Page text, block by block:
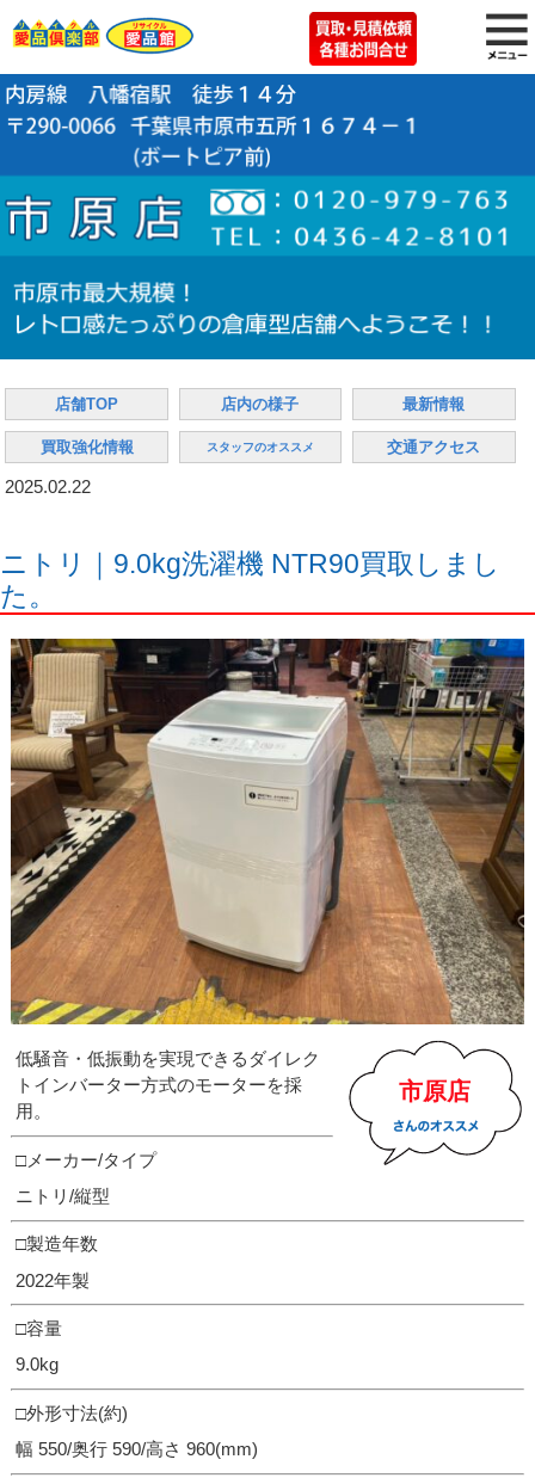
店舗TOP 店内の様子 最新情報
買取強化情報 スタッフのオススメ 交通アクセス
2025.02.22
ニトリ｜9.0kg洗濯機 NTR90買取しまし
た。
市原店
低騒⾳・低振動を実現できるダイレク
トインバーター⽅式のモーターを採
⽤。
□メーカー/タイプ
ニトリ/縦型
□製造年数
2022年製
□容量
9.0kg
□外形寸法(約)
幅 550/奥行 590/高さ 960(mm)